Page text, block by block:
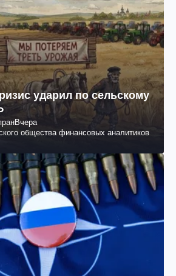
ударил по сельскому
Вчера
общества финансовых аналитиков